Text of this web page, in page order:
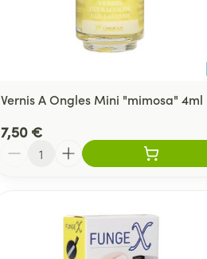
Vernis A Ongles Mini "mimosa" 4ml
7,50 €
Quantité